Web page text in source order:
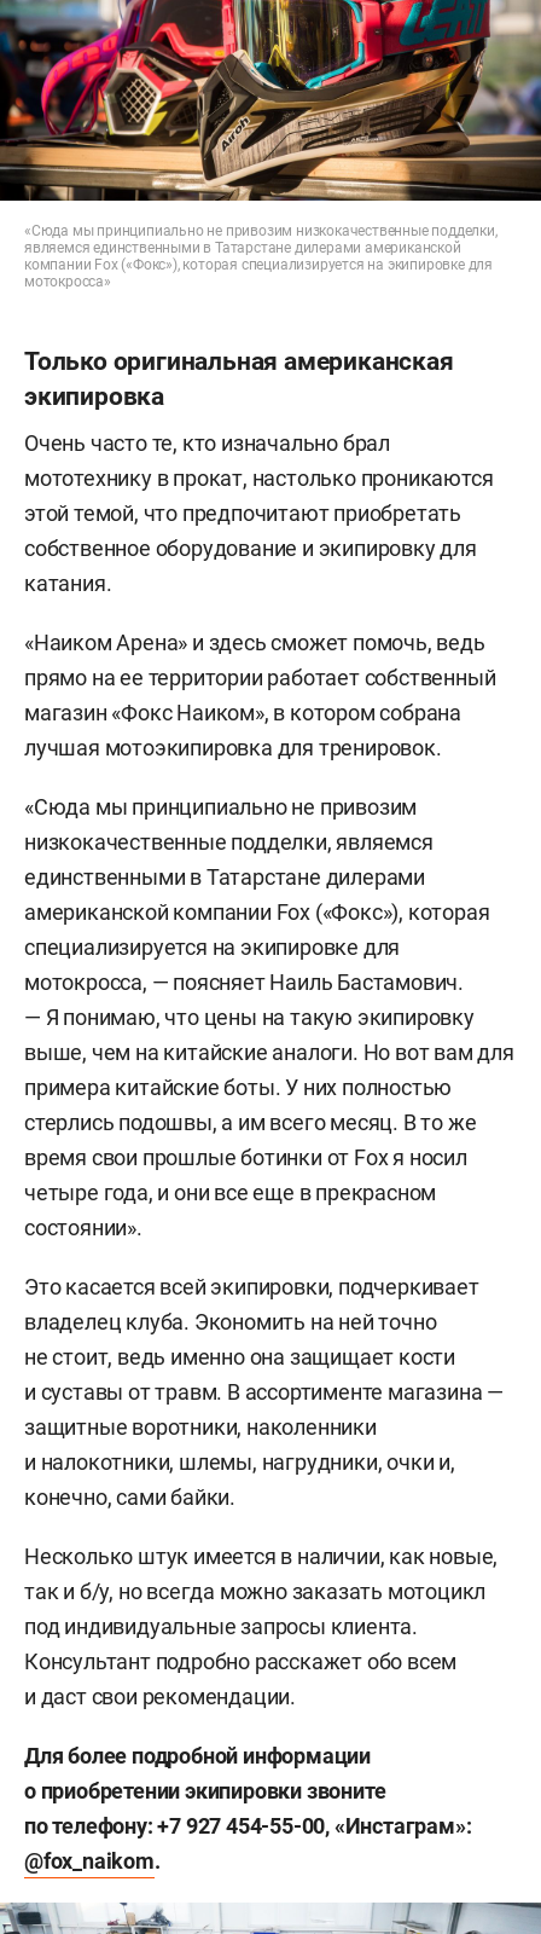
«Сюда мы принципиально не привозим низкокачественные подделки,
являемся единственными в Татарстане дилерами американской
компании Fox («Фокс»), которая специализируется на экипировке для
мотокросса»
Только оригинальная американская
экипировка
Очень часто те, кто изначально брал
мототехнику в прокат, настолько проникаются
этой темой, что предпочитают приобретать
собственное оборудование и экипировку для
катания.
«Наиком Арена» и здесь сможет помочь, ведь
прямо на ее территории работает собственный
магазин «Фокс Наиком», в котором собрана
лучшая мотоэкипировка для тренировок.
«Сюда мы принципиально не привозим
низкокачественные подделки, являемся
единственными в Татарстане дилерами
американской компании Fox («Фокс»), которая
специализируется на экипировке для
мотокросса, — поясняет Наиль Бастамович.
— Я понимаю, что цены на такую экипировку
выше, чем на китайские аналоги. Но вот вам для
примера китайские боты. У них полностью
стерлись подошвы, а им всего месяц. В то же
время свои прошлые ботинки от Fox я носил
четыре года, и они все еще в прекрасном
состоянии».
Это касается всей экипировки, подчеркивает
владелец клуба. Экономить на ней точно
не стоит, ведь именно она защищает кости
и суставы от травм. В ассортименте магазина —
защитные воротники, наколенники
и налокотники, шлемы, нагрудники, очки и,
конечно, сами байки.
Несколько штук имеется в наличии, как новые,
так и б/у, но всегда можно заказать мотоцикл
под индивидуальные запросы клиента.
Консультант подробно расскажет обо всем
и даст свои рекомендации.
Для более подробной информации
о приобретении экипировки звоните
по телефону: +7 927 454-55-00, «Инстаграм»:
@fox_naikom.